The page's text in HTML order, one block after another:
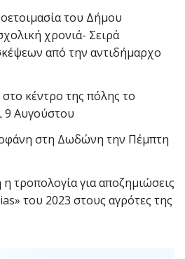
του Δήμου
χρονιά- Σειρά
από την αντιδήμαρχο
κέντρο της πόλης το
9 Αυγούστου
στη Δωδώνη την Πέμπτη
τροπολογία για αποζημιώσεις
του 2023 στους αγρότες της